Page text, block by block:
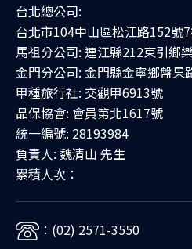
台北總公司:
台北市104中山區松江路152號
馬祖分公司: 連江縣212東引鄉
金門分公司: 金門縣金寧鄉盤果
甲種旅行社: 交觀甲6913號
品保協會: 會員第北1617號
統一編號: 28193984
負責人: 魏清山 先生
累積人次：
：(02) 2571-3550